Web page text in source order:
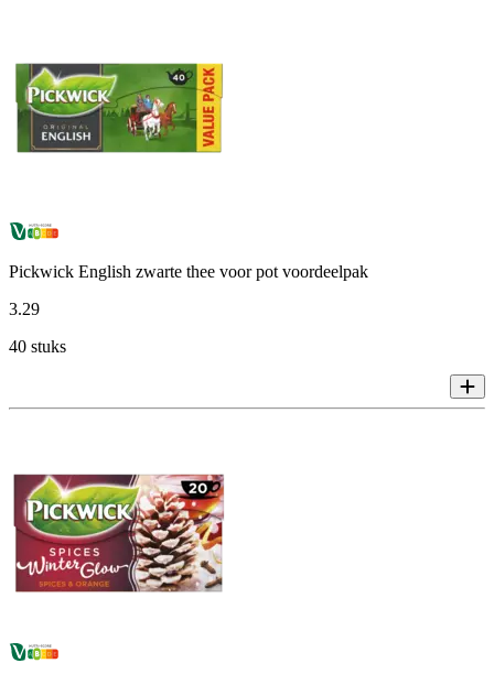
Pickwick English zwarte thee voor pot voordeelpak
3.29
40 stuks